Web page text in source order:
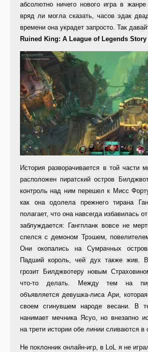
абсолютно ничего нового игра в
вряд ли могла сказать, часов эдак
времени она украдет запросто. Так
Ruined King: A League of Legends Story
История разворачивается в той части
расположен пиратский остров
контроль над ним перешел к Мисс
как она одолела прежнего тирана
полагает, что она навсегда избавилась
заблуждается: Гангпланк вовсе не
спелся с демоном Трэшем,
Они окопались на Сумрачных
Падший король, чей дух также жив.
грозит Билджвотеру новым
что-то делать. Между тем на
объявляется девушка-лиса Ари,
своем сгинувшем народе весани. В
нанимает мечника Ясуо, но внезапно
на трети истории обе линии сливаются в
Не поклонник онлайн-игр, в LoL я не